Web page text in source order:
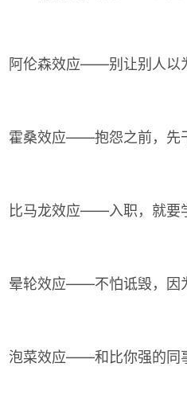
阿伦森效应——别让别人以
霍桑效应——抱怨之前，先
比马龙效应——入职，就要
晕轮效应——不怕诋毁，因
泡菜效应——和比你强的同